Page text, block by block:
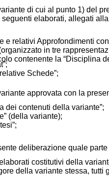
di cui al punto 1) del
elaborati, allegati
e relativi Approfondimenti
in tre
contenente la “Disciplina
Schede”;
approvata con la
dei contenuti della variante”;
(della variante);
deliberazione quale
costitutivi della
della variante stessa,